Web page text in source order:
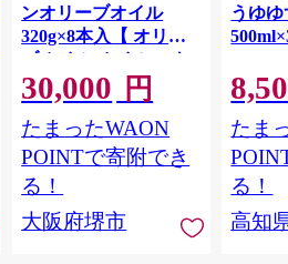
ンオリーブオイル
320g×8本入【 オリー
ブオイル オイル エキ
ストラバージンオリー
ブオイル エクストラ
バージン エキストラ
バージンオイル 調味
料 高品質 ヘルシー サ
ラダ パスタ 洋食 人気
おすすめ 送料無料 大
30,000 円
たまったWAON
POINTで寄附でき
る！
大阪府堺市
うゆ
たま
る！
高知